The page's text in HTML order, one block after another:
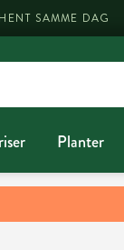
HENT SAMME DAG
Planter